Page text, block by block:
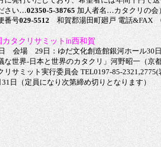
さい…02350-5-38765加人者名…カタクリの会
番号029-5512和賀郡湯田町廻戸 電話&FAX
タクリサミットin西和賀
会場 29日：ゆだ文化創造館銀河ホール30日
な世界-日本と世界のカタクリ」河野昭一（京
リサミット実行委員会TEL0197-85-
31日（定員になり次第締め切りとなります）